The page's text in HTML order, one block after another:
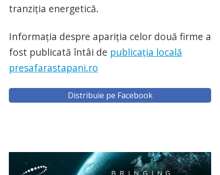
tranziția energetică.
Informația despre apariția celor două firme a
fost publicată întâi de publicația locală
presafarastapani.ro
Distribuie pe Facebook